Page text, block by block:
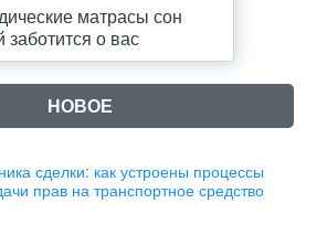
матрасы сон
заботится о вас
НОВОЕ
сделки: как устроены процессы
прав на транспортное средство